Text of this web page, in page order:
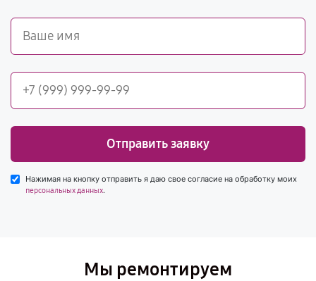
Отправить заявку
Нажимая на кнопку отправить я даю свое согласие на обработку моих
персональных данных.
Мы ремонтируем